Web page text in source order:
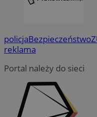
policjaBezpieczeństwo
reklama
Portal należy do sieci